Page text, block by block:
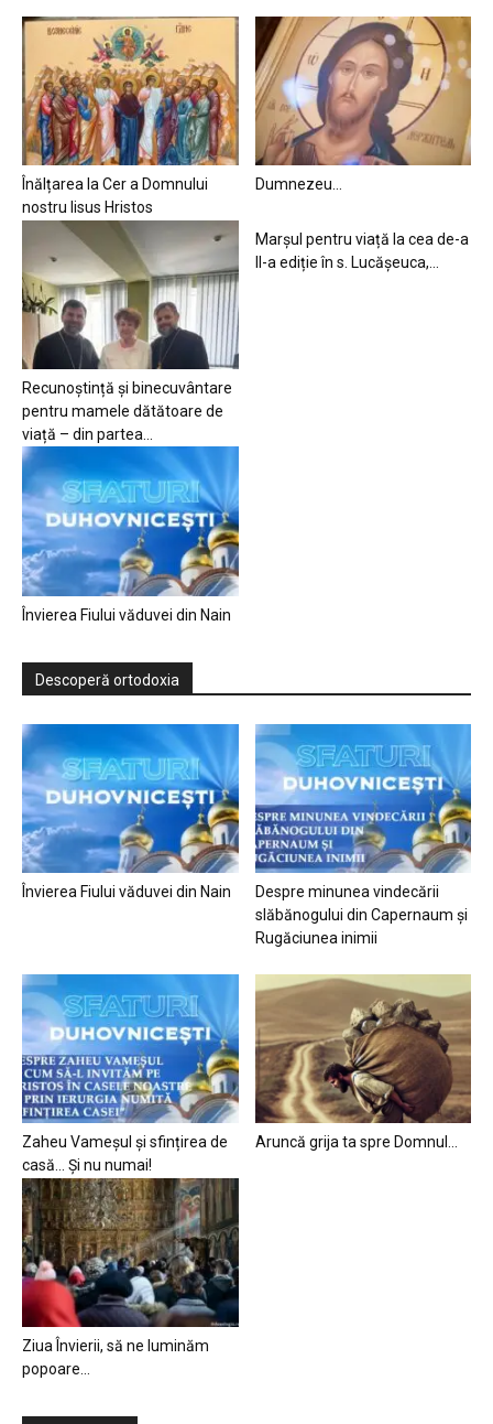
Înălțarea la Cer a Domnului
nostru Iisus Hristos
Dumnezeu…
Recunoștință și binecuvântare
pentru mamele dătătoare de
viață – din partea...
Marșul pentru viață la cea de-a
II-a ediție în s. Lucășeuca,...
Învierea Fiului văduvei din Nain
Descoperă ortodoxia
Învierea Fiului văduvei din Nain
Despre minunea vindecării
slăbănogului din Capernaum și
Rugăciunea inimii
Zaheu Vameșul și sfințirea de
casă… Și nu numai!
Aruncă grija ta spre Domnul…
Ziua Învierii, să ne luminăm
popoare…